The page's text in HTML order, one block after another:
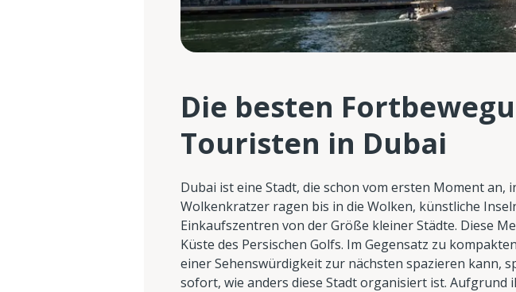
Die besten
Touristen in Dubai
Dubai ist eine Stadt, die schon vom ersten Moment
Wolkenkratzer ragen bis in die Wolken, künstliche
Einkaufszentren von der Größe kleiner Städte. Diese
Küste des Persischen Golfs. Im Gegensatz zu
einer Sehenswürdigkeit zur nächsten spazieren kann,
sofort, wie anders diese Stadt organisiert ist.